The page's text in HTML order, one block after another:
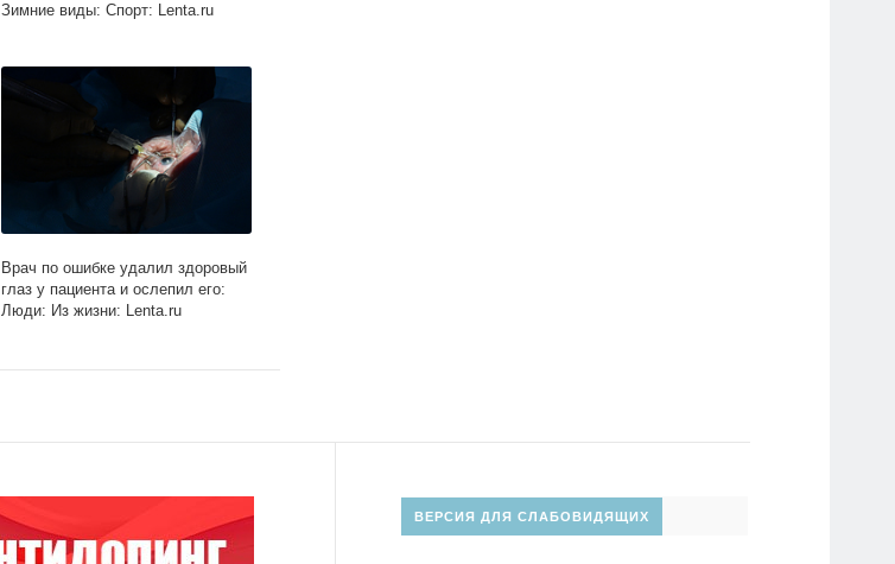
Зимние виды: Спорт: Lenta.ru
Врач по ошибке удалил здоровый
глаз у пациента и ослепил его:
Люди: Из жизни: Lenta.ru
ВЕРСИЯ ДЛЯ СЛАБОВИДЯЩИХ